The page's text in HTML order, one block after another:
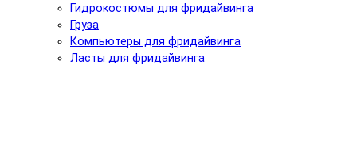
Гидрокостюмы для фридайвинга
Груза
Компьютеры для фридайвинга
Ласты для фридайвинга